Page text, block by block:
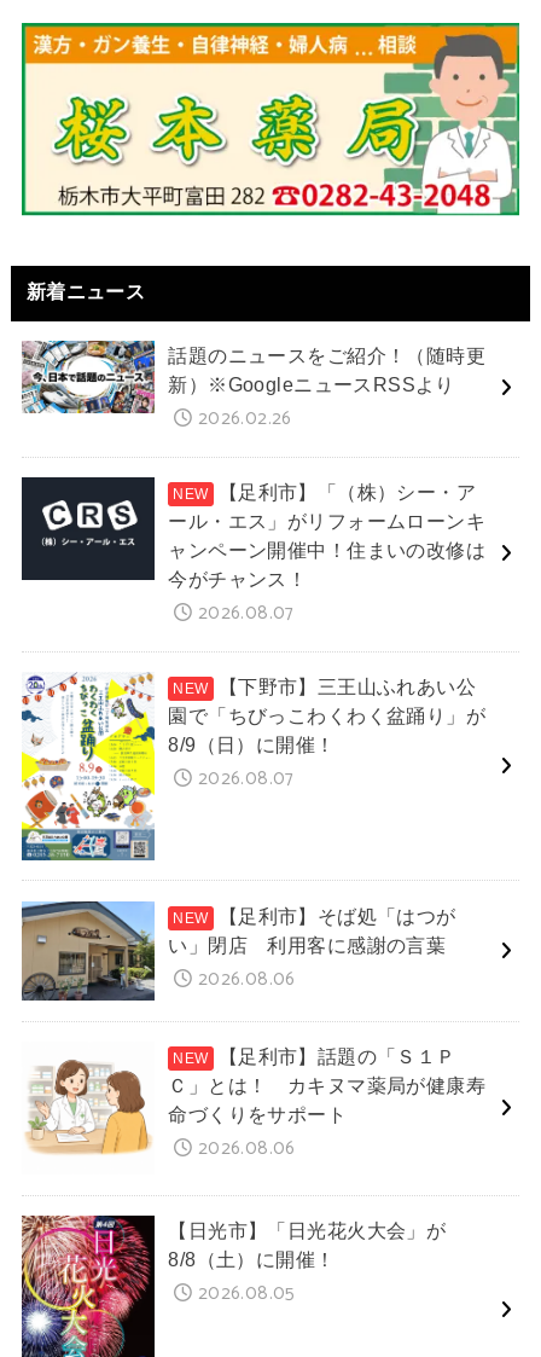
新着ニュース
話題のニュースをご紹介！（随時更
新）※GoogleニュースRSSより
2026.02.26
【足利市】「（株）シー・ア
ール・エス」がリフォームローンキ
ャンペーン開催中！住まいの改修は
今がチャンス！
2026.08.07
【下野市】三王山ふれあい公
園で「ちびっこわくわく盆踊り」が
8/9（日）に開催！
2026.08.07
【足利市】そば処「はつが
い」閉店 利用客に感謝の言葉
2026.08.06
【足利市】話題の「Ｓ１Ｐ
Ｃ」とは！ カキヌマ薬局が健康寿
命づくりをサポート
2026.08.06
【日光市】「日光花火大会」が
8/8（土）に開催！
2026.08.05